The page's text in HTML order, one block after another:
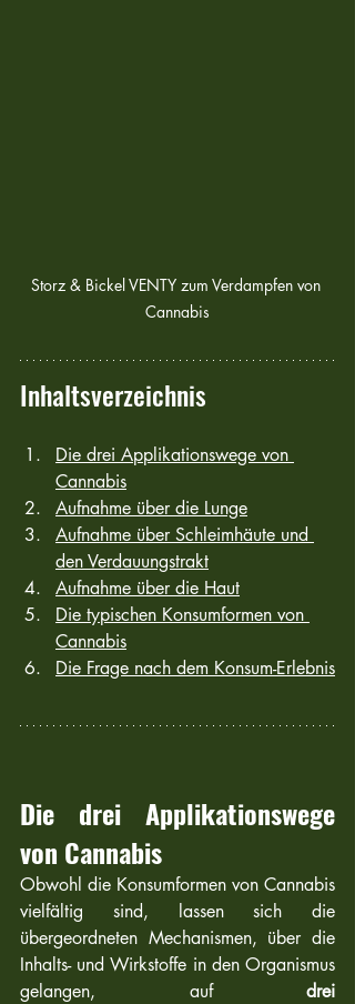
Storz & Bickel VENTY zum Verdampfen von
Cannabis
Inhaltsverzeichnis
Die drei Applikationswege von
Cannabis
Aufnahme über die Lunge
Aufnahme über Schleimhäute und
den Verdauungstrakt
Aufnahme über die Haut
Die typischen Konsumformen von
Cannabis
Die Frage nach dem Konsum-Erlebnis
Die drei Applikationswege
von Cannabis
Obwohl die Konsumformen von Cannabis
vielfältig sind, lassen sich die
übergeordneten Mechanismen, über die
Inhalts- und Wirkstoffe in den Organismus
gelangen, auf drei